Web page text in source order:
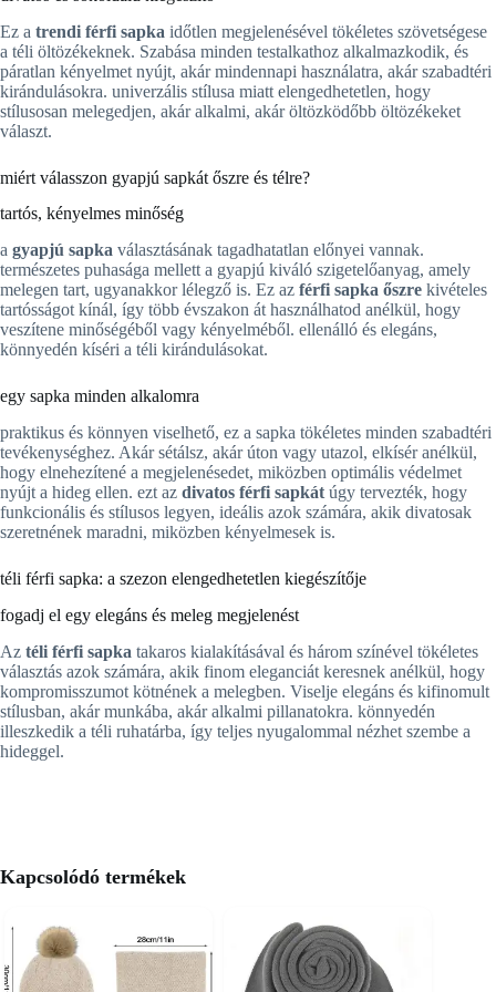
Ez a trendi férfi sapka időtlen megjelenésével tökéletes szövetségese
a téli öltözékeknek. Szabása minden testalkathoz alkalmazkodik, és
páratlan kényelmet nyújt, akár mindennapi használatra, akár szabadtéri
kirándulásokra. univerzális stílusa miatt elengedhetetlen, hogy
stílusosan melegedjen, akár alkalmi, akár öltözködőbb öltözékeket
választ.
miért válasszon gyapjú sapkát őszre és télre?
tartós, kényelmes minőség
a gyapjú sapka választásának tagadhatatlan előnyei vannak.
természetes puhasága mellett a gyapjú kiváló szigetelőanyag, amely
melegen tart, ugyanakkor lélegző is. Ez az férfi sapka őszre kivételes
tartósságot kínál, így több évszakon át használhatod anélkül, hogy
veszítene minőségéből vagy kényelméből. ellenálló és elegáns,
könnyedén kíséri a téli kirándulásokat.
egy sapka minden alkalomra
praktikus és könnyen viselhető, ez a sapka tökéletes minden szabadtéri
tevékenységhez. Akár sétálsz, akár úton vagy utazol, elkísér anélkül,
hogy elnehezítené a megjelenésedet, miközben optimális védelmet
nyújt a hideg ellen. ezt az divatos férfi sapkát úgy tervezték, hogy
funkcionális és stílusos legyen, ideális azok számára, akik divatosak
szeretnének maradni, miközben kényelmesek is.
téli férfi sapka: a szezon elengedhetetlen kiegészítője
fogadj el egy elegáns és meleg megjelenést
Az téli férfi sapka takaros kialakításával és három színével tökéletes
választás azok számára, akik finom eleganciát keresnek anélkül, hogy
kompromisszumot kötnének a melegben. Viselje elegáns és kifinomult
stílusban, akár munkába, akár alkalmi pillanatokra. könnyedén
illeszkedik a téli ruhatárba, így teljes nyugalommal nézhet szembe a
hideggel.
Kapcsolódó termékek